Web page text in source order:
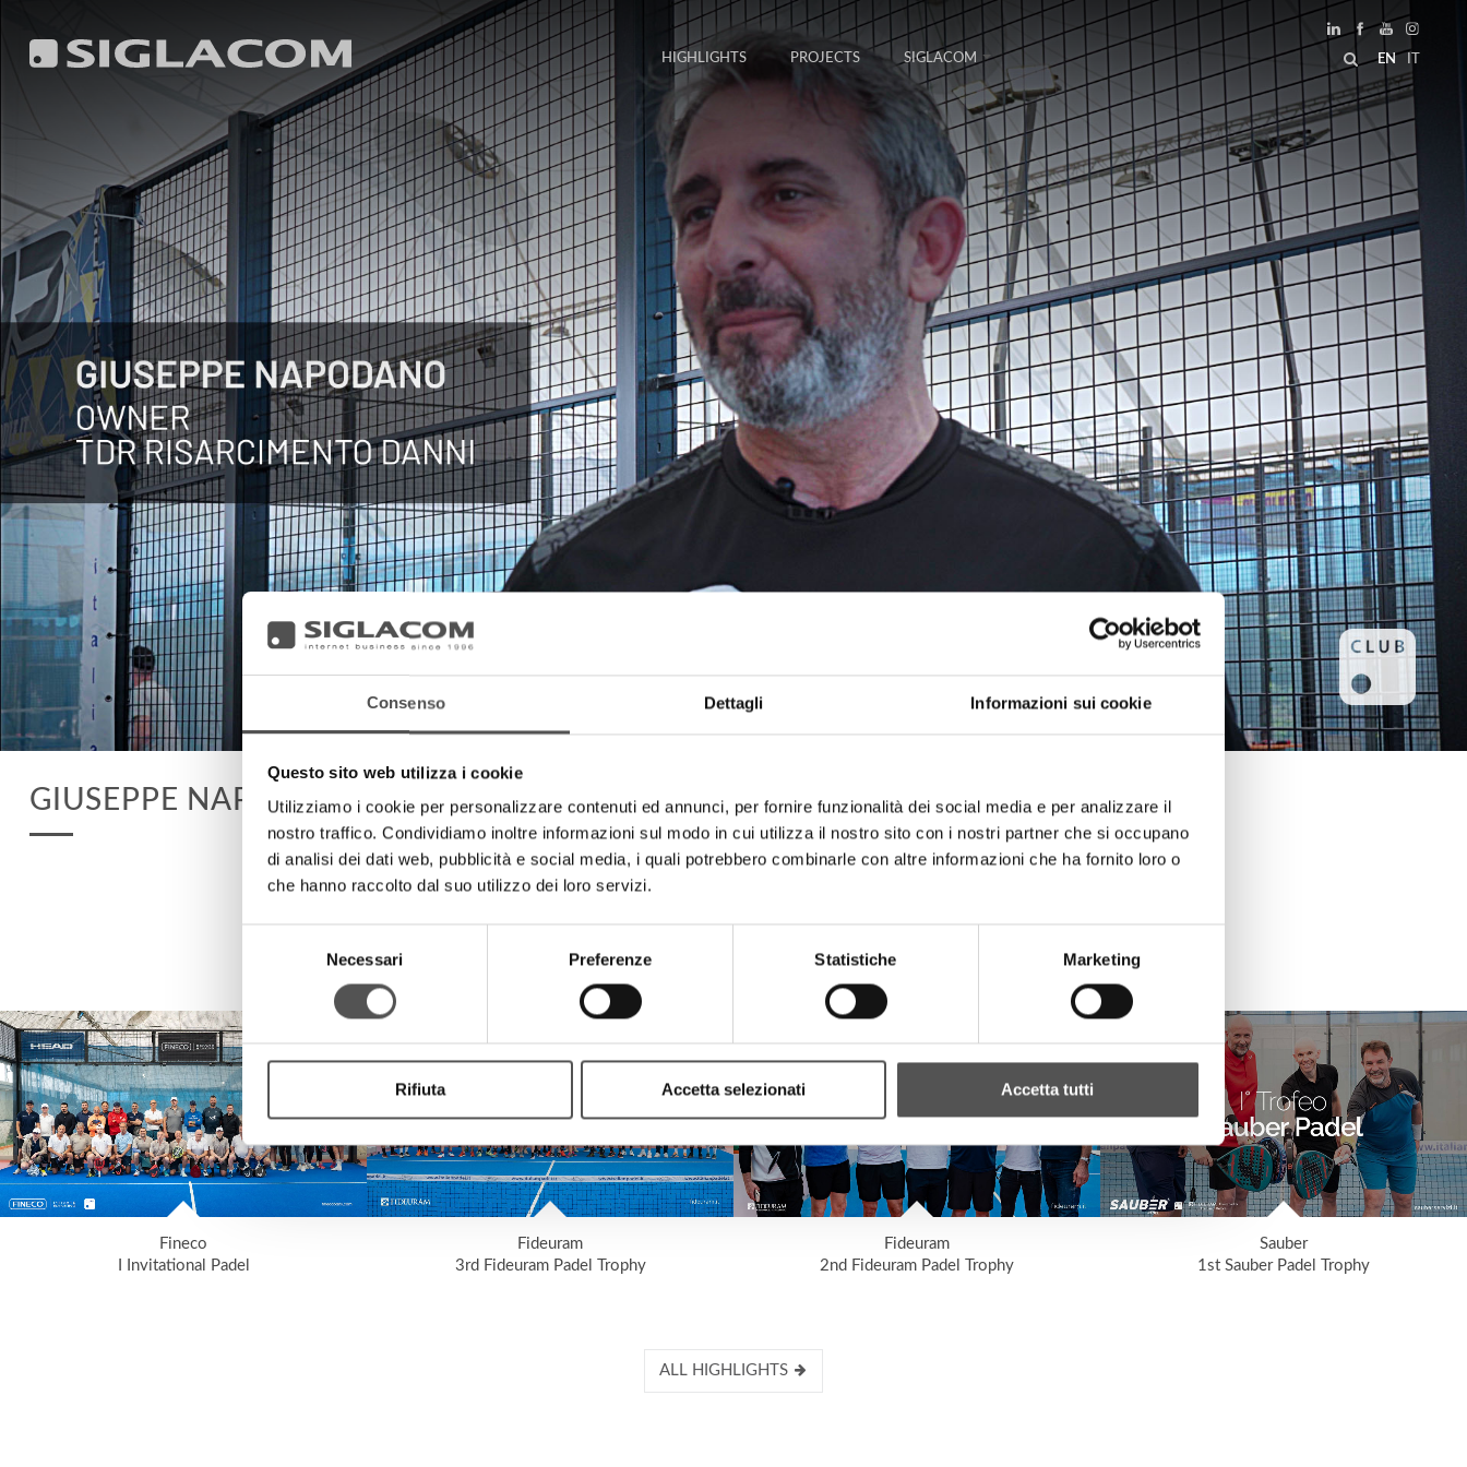
Consenso Dettagli Informazioni sui cookie
Questo sito web utilizza i cookie
Utilizziamo i cookie per personalizzare contenuti ed annunci, per fornire funzionalità dei social media e per analizzare il
nostro traffico. Condividiamo inoltre informazioni sul modo in cui utilizza il nostro sito con i nostri partner che si occupano
di analisi dei dati web, pubblicità e social media, i quali potrebbero combinarle con altre informazioni che ha fornito loro o
che hanno raccolto dal suo utilizzo dei loro servizi.
Necessari Preferenze Statistiche Marketing
Rifiuta Accetta selezionati Accetta tutti
EN
HIGHLIGHTS PROJECTS SIGLACOM
GIUSEPPE NAPODANO
HIGHLIGHTS
Fineco
I Invitational Padel
Fideuram
3rd Fideuram Padel Trophy
Fideuram
2nd Fideuram Padel Trophy
Sauber
1st Sauber Padel Trophy
ALL HIGHLIGHTS